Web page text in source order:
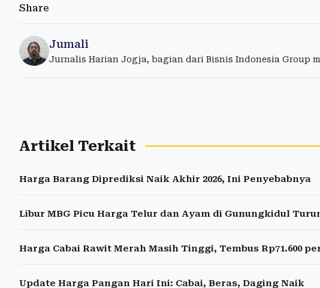
Share
Jumali
Jurnalis Harian Jogja, bagian dari Bisnis Indonesia Group
Artikel Terkait
Harga Barang Diprediksi Naik Akhir 2026, Ini Penyebabnya
Libur MBG Picu Harga Telur dan Ayam di Gunungkidul
Harga Cabai Rawit Merah Masih Tinggi, Tembus Rp71.600
Update Harga Pangan Hari Ini: Cabai, Beras, Daging Naik